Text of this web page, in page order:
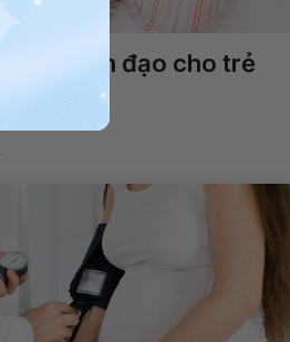
viêm âm đạo cho trẻ